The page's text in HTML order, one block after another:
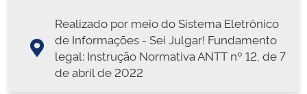
Realizado por meio do Sistema Eletrônico
de Informações - Sei Julgar! Fundamento
legal: Instrução Normativa ANTT nº 12, de 7
de abril de 2022